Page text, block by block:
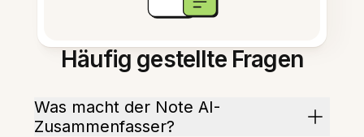
Häufig gestellte Fragen
Was macht der Note AI-
Zusammenfasser?